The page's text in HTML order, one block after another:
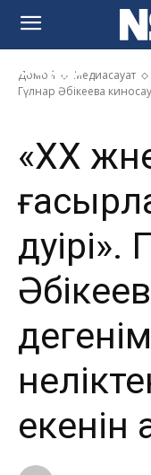
Домой Медиасауат
Гүлнар Әбікеева
киносауат
неліктен
берді
«XX
екенін